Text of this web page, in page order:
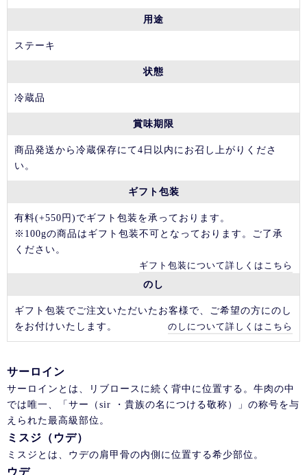
用途
ステーキ
状態
冷蔵品
賞味期限
商品発送から冷蔵保存にて4日以内にお召し上がりくださ
い。
ギフト包装
有料(+550円)でギフト包装を承っております。
※100gの商品はギフト包装不可となっております。ご了承
ください。
ギフト包装について詳しくはこちら
のし
ギフト包装でご注文いただいたお客様で、ご希望の方にのし
をお付けいたします。
のしについて詳しくはこちら
サーロイン
サーロインとは、リブロースに続く背中に位置する。牛肉の中
では唯一、「サー（sir ・貴族の名につける敬称）」の称号を与
えられた最高級部位。
ミスジ（ウデ）
ミスジとは、ウデの肩甲骨の内側に位置する希少部位。
ウデ